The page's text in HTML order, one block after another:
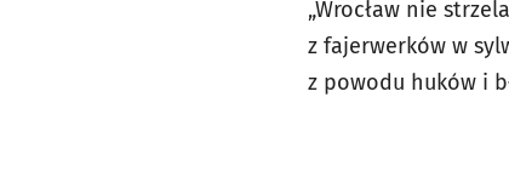
„Wrocław nie
z fajerwerków w
z powodu huków i